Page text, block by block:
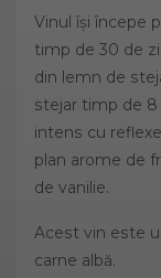
Vinul își începe
timp de 30 de
din lemn de
stejar timp de 8
intens cu
plan arome de
de vanilie.
Acest vin este
carne albă.